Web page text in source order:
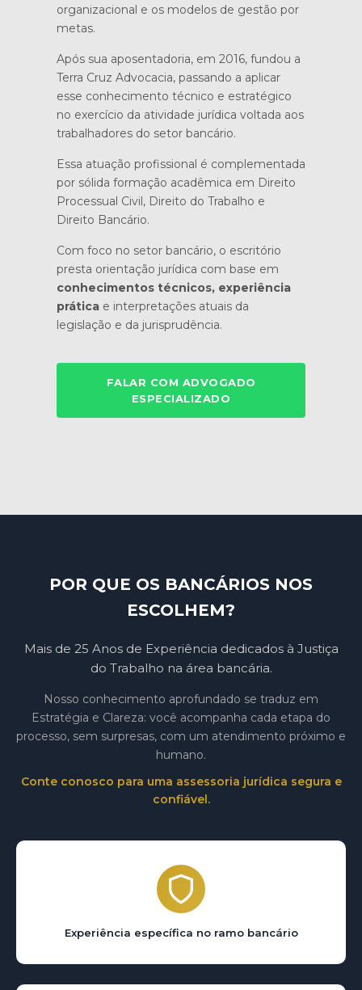
organizacional e os modelos de gestão por
metas.
Após sua aposentadoria, em 2016, fundou a
Terra Cruz Advocacia, passando a aplicar
esse conhecimento técnico e estratégico
no exercício da atividade jurídica voltada aos
trabalhadores do setor bancário.
Essa atuação profissional é complementada
por sólida formação acadêmica em Direito
Processual Civil, Direito do Trabalho e
Direito Bancário.
Com foco no setor bancário, o escritório
presta orientação jurídica com base em
conhecimentos técnicos, experiência
prática e interpretações atuais da
legislação e da jurisprudência.
FALAR COM ADVOGADO
ESPECIALIZADO
POR QUE OS BANCÁRIOS NOS
ESCOLHEM?
Mais de 25 Anos de Experiência dedicados à Justiça
do Trabalho na área bancária.
Nosso conhecimento aprofundado se traduz em
Estratégia e Clareza: você acompanha cada etapa do
processo, sem surpresas, com um atendimento próximo e
humano.
Conte conosco para uma assessoria jurídica segura e
confiável.
Experiência específica no ramo bancário